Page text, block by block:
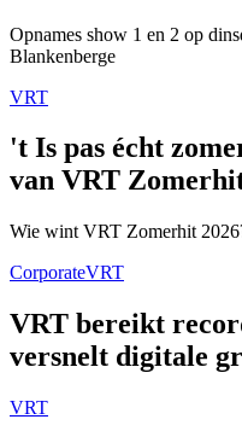
Opnames show 1 en 2 op
Blankenberge
VRT
't Is pas écht
van VRT
Wie wint VRT Zomerhit
CorporateVRT
VRT bereikt
versnelt digitale
VRT